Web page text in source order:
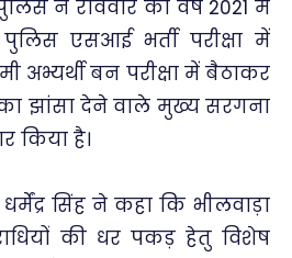
ने रविवार को वर्ष 2021 मे
एसआई भर्ती परीक्षा में
अभ्यर्थी बन परीक्षा में बैठाकर
झांसा देने वाले मुख्य सरगना
किया है।
सिंह ने कहा कि भीलवाड़ा
की धर पकड़ हेतु विशेष